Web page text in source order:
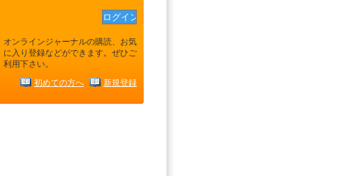
オンラインジャーナルの購読、お気
に入り登録などができます。ぜひご
利用下さい。
初めての方へ 新規登録